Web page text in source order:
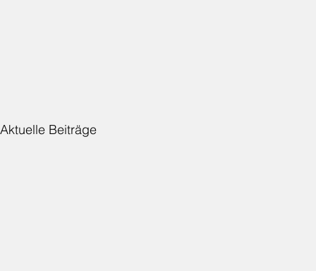
Aktuelle Beiträge